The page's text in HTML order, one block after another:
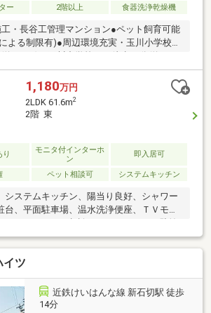
ー
2階以上 食器洗浄乾燥機
・長谷工管理マンション●ペット飼育可能
よる制限有)●周辺環境充実・玉川小学校ま
ギドラッグ菱江店まで徒歩3分(220m)・セ
ン東大阪稲葉1丁目店まで徒歩5分(400m)・
東大阪店まで徒歩11分(860m)●2026年6月
完了【リフォーム内容】・フローリング張
ス張替え・システムキッチン新調・ユニッ
・トイレ新調・建具新調・給湯器新調・ハ
ニング 他
1,180万円
2LDK 61.6m2
2階 東
り
モニタ付インターホ
ン
即入居可
ペット相談可 システムキッチン
システムキッチン、陽当り良好、シャワー
台、平面駐車場、温水洗浄便座、ＴＶモニ
置場
イツ
近鉄けいはんな線 新石切駅 徒歩
14分